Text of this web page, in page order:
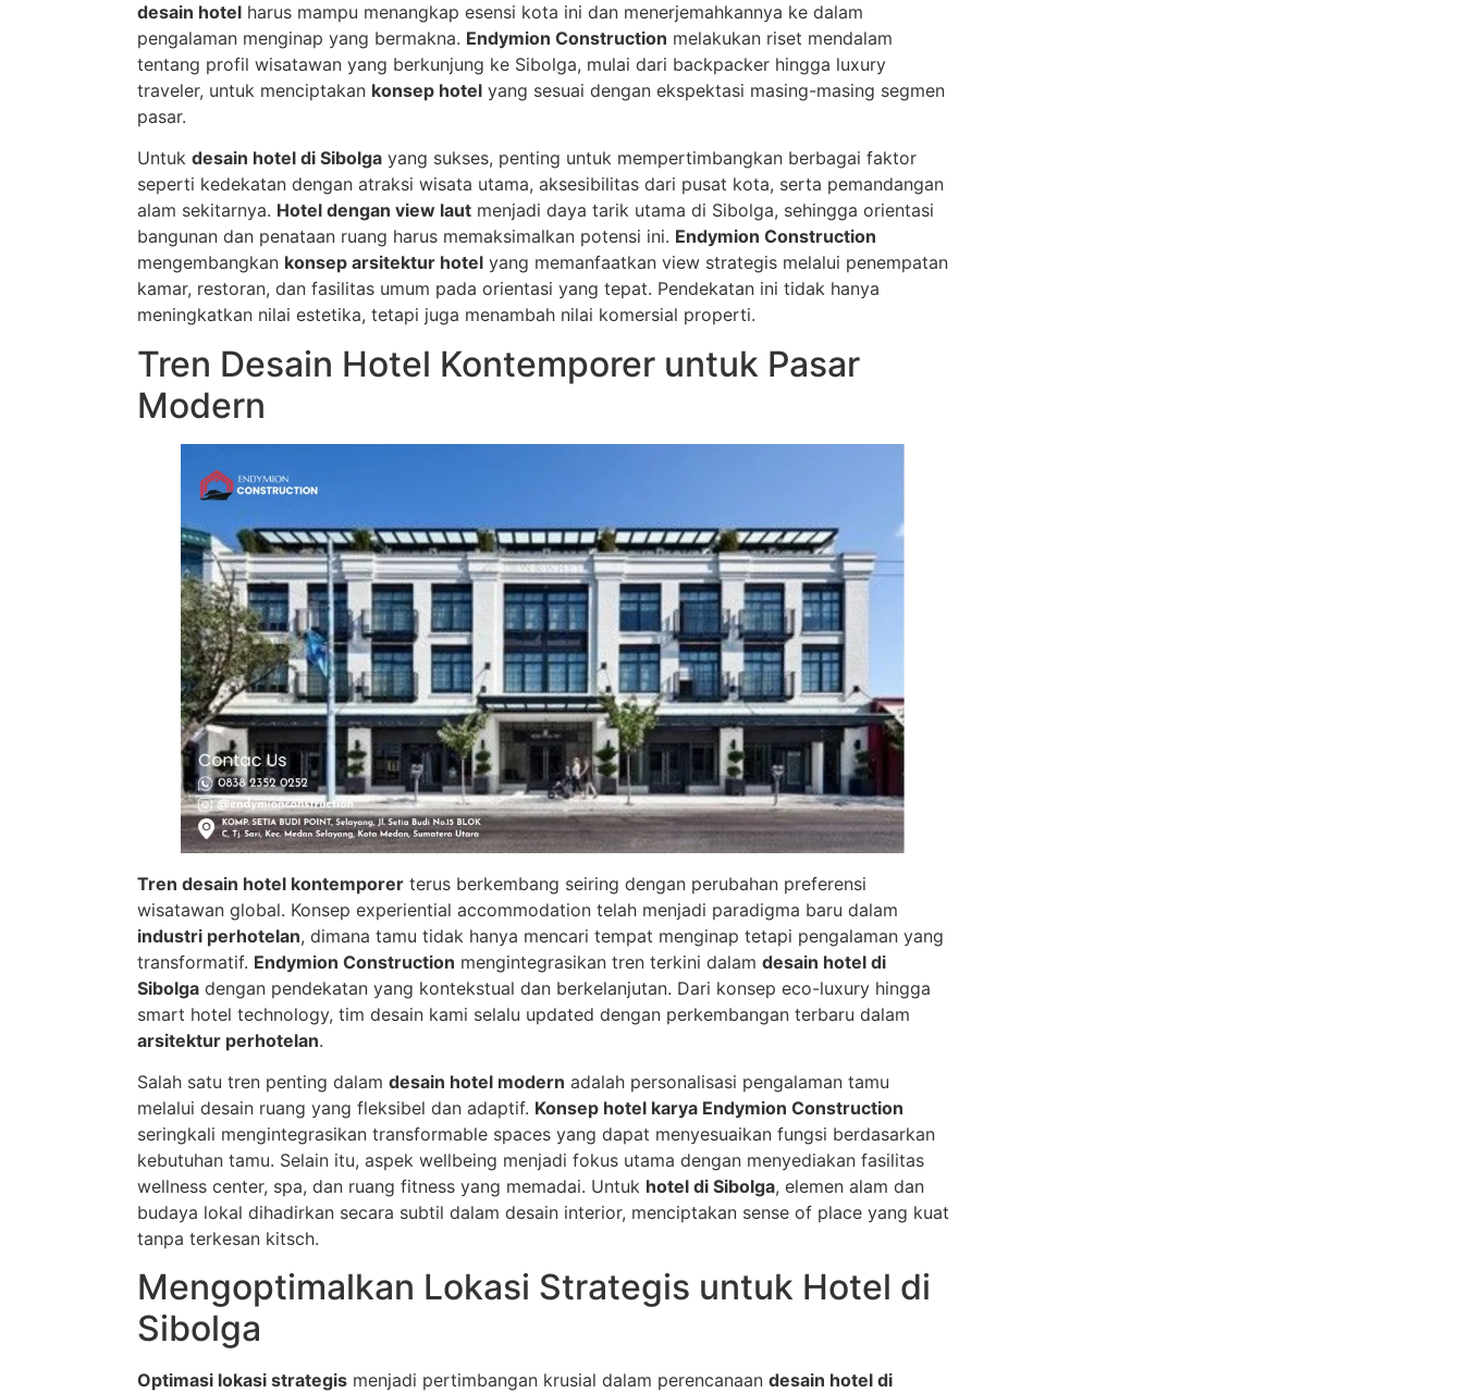
desain hotel harus mampu menangkap esensi kota ini dan menerjemahkannya ke dalam
pengalaman menginap yang bermakna. Endymion Construction melakukan riset mendalam
tentang profil wisatawan yang berkunjung ke Sibolga, mulai dari backpacker hingga luxury
traveler, untuk menciptakan konsep hotel yang sesuai dengan ekspektasi masing-masing segmen
pasar.
Untuk desain hotel di Sibolga yang sukses, penting untuk mempertimbangkan berbagai faktor
seperti kedekatan dengan atraksi wisata utama, aksesibilitas dari pusat kota, serta pemandangan
alam sekitarnya. Hotel dengan view laut menjadi daya tarik utama di Sibolga, sehingga orientasi
bangunan dan penataan ruang harus memaksimalkan potensi ini. Endymion Construction
mengembangkan konsep arsitektur hotel yang memanfaatkan view strategis melalui penempatan
kamar, restoran, dan fasilitas umum pada orientasi yang tepat. Pendekatan ini tidak hanya
meningkatkan nilai estetika, tetapi juga menambah nilai komersial properti.
Tren Desain Hotel Kontemporer untuk Pasar
Modern
Tren desain hotel kontemporer terus berkembang seiring dengan perubahan preferensi
wisatawan global. Konsep experiential accommodation telah menjadi paradigma baru dalam
industri perhotelan, dimana tamu tidak hanya mencari tempat menginap tetapi pengalaman yang
transformatif. Endymion Construction mengintegrasikan tren terkini dalam desain hotel di
Sibolga dengan pendekatan yang kontekstual dan berkelanjutan. Dari konsep eco-luxury hingga
smart hotel technology, tim desain kami selalu updated dengan perkembangan terbaru dalam
arsitektur perhotelan.
Salah satu tren penting dalam desain hotel modern adalah personalisasi pengalaman tamu
melalui desain ruang yang fleksibel dan adaptif. Konsep hotel karya Endymion Construction
seringkali mengintegrasikan transformable spaces yang dapat menyesuaikan fungsi berdasarkan
kebutuhan tamu. Selain itu, aspek wellbeing menjadi fokus utama dengan menyediakan fasilitas
wellness center, spa, dan ruang fitness yang memadai. Untuk hotel di Sibolga, elemen alam dan
budaya lokal dihadirkan secara subtil dalam desain interior, menciptakan sense of place yang kuat
tanpa terkesan kitsch.
Mengoptimalkan Lokasi Strategis untuk Hotel di
Sibolga
Optimasi lokasi strategis menjadi pertimbangan krusial dalam perencanaan desain hotel di